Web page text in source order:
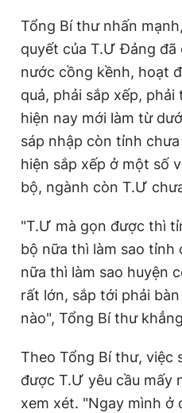
Tổng Bí thư nhấn
quyết của T.Ư Đảng đã
nước cồng kềnh, hoạt
quả, phải sắp xếp,
hiện nay mới làm từ
sáp nhập còn tỉnh
hiện sắp xếp ở một số
bộ, ngành còn T.Ư
"T.Ư mà gọn được thì
bộ nữa thì làm sao tỉnh
nữa thì làm sao huyện
rất lớn, sắp tới phải
nào", Tổng Bí thư
Theo Tổng Bí thư, việc
được T.Ư yêu cầu mấy
xem xét. "Ngay mình ở